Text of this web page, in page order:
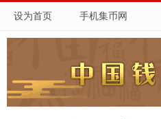
设为首页 手机集币网